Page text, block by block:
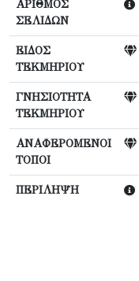
ΑΡΙΘΜΟΣ
ΣΕΛΙΔΩΝ
ΕΙΔΟΣ
ΤΕΚΜΗΡΙΟΥ
ΓΝΗΣΙΟΤΗΤΑ
ΤΕΚΜΗΡΙΟΥ
ΑΝΑΦΕΡΟΜΕΝΟΙ
ΤΟΠΟΙ
ΠΕΡΙΛΗΨΗ